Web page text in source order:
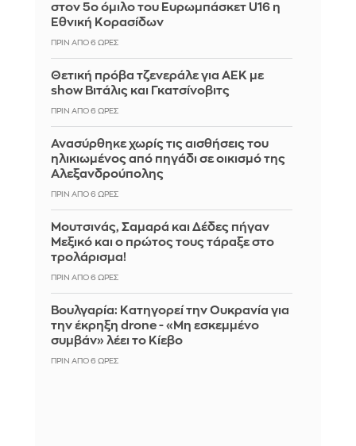
στον 5ο όμιλο του Ευρωμπάσκετ U16 η
Εθνική Κορασίδων
ΠΡΙΝ ΑΠΌ 6 ΏΡΕΣ
Θετική πρόβα τζενεράλε για ΑΕΚ με
show Βιτάλις και Γκατσίνοβιτς
ΠΡΙΝ ΑΠΌ 6 ΏΡΕΣ
Ανασύρθηκε χωρίς τις αισθήσεις του
ηλικιωμένος από πηγάδι σε οικισμό της
Αλεξανδρούπολης
ΠΡΙΝ ΑΠΌ 6 ΏΡΕΣ
Μουτσινάς, Σαμαρά και Δέδες πήγαν
Μεξικό και ο πρώτος τους τάραξε στο
τρολάρισμα!
ΠΡΙΝ ΑΠΌ 6 ΏΡΕΣ
Βουλγαρία: Κατηγορεί την Ουκρανία για
την έκρηξη drone - «Μη εσκεμμένο
συμβάν» λέει το Κίεβο
ΠΡΙΝ ΑΠΌ 6 ΏΡΕΣ